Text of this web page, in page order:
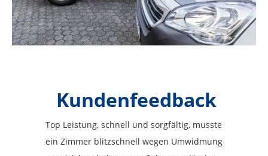
Kundenfeedback
Top Leistung, schnell und sorgfältig, musste
ein Zimmer blitzschnell wegen Umwidmung